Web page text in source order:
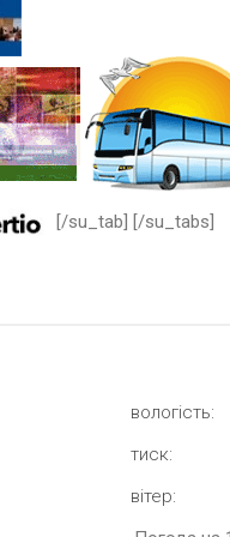
[/su_tab] [/su_tabs]
вологість:
тиск:
вітер: